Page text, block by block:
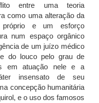
entre uma teoria
como uma alteração da
próprio e um esforço
num espaço orgânico
de um juízo médico
do louco pelo grau de
em atuação nele e a
insensato de seu
concepção humanitária
e o uso dos famosos